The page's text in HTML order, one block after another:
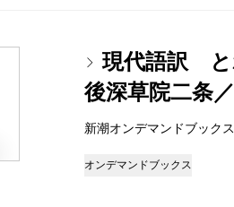
現代語訳 と
後深草院二条
新潮オンデマンドブッ
オンデマンドブックス